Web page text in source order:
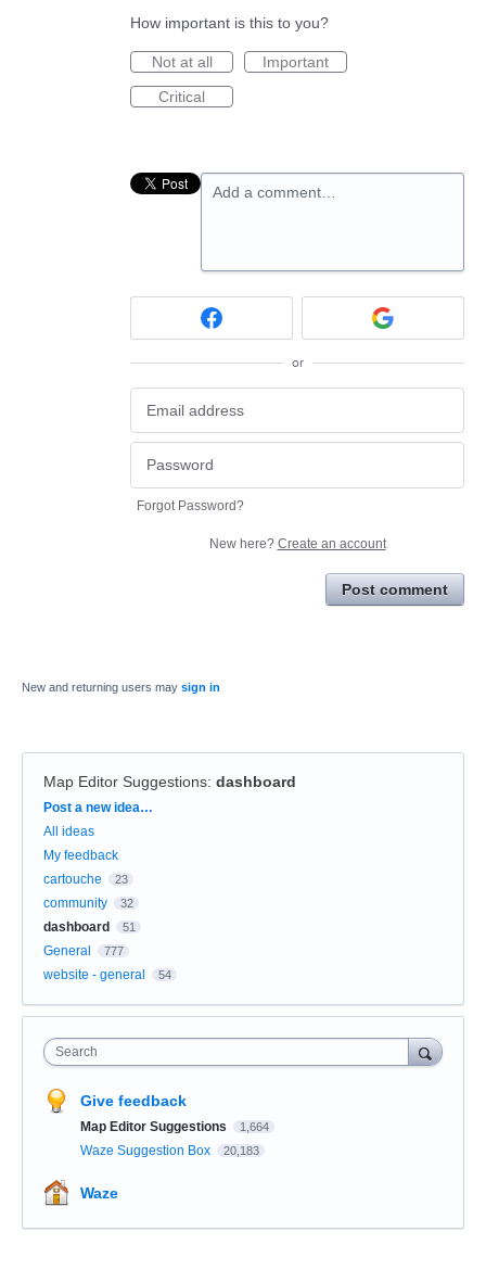
How important is this to you?
Not at all
Important
Critical
Add a comment…
or
Forgot Password?
New here? Create an account
Post comment
New and returning users may sign in
Map Editor Suggestions: dashboard
Categories
Post a new idea…
All ideas
My feedback
cartouche
23
community 32
dashboard 51
General 777
website - general 54
Search
Give feedback
Map Editor Suggestions 1,664
Waze Suggestion Box 20,183
Waze